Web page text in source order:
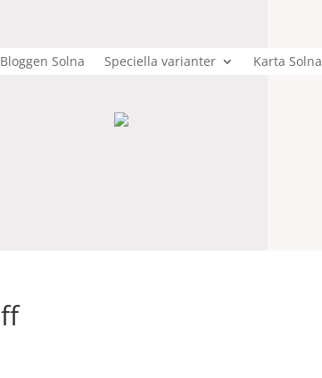
Bloggen Solna Speciella varianter Karta Solna